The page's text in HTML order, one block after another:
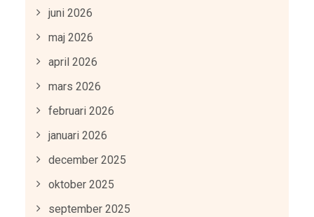
juni 2026
maj 2026
april 2026
mars 2026
februari 2026
januari 2026
december 2025
oktober 2025
september 2025